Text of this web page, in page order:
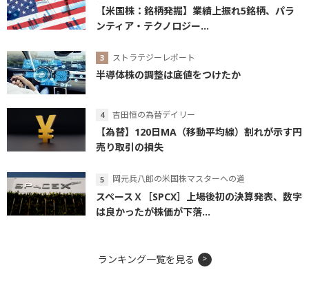
【米国株：銘柄発掘】業績上振れ5銘柄、パラ
ンティア・テクノロジー...
ストラテジーレポート
半導体株の調整は底値をつけたか
吉田恒の為替デイリー
【為替】120日MA（移動平均線）割れが示す円
売り取引の損失
岡元兵八郎の米国株マスターへの道
スペースＸ［SPCX］上場後初の決算発表、数字
は良かったが株価が下落...
ランキング一覧を見る